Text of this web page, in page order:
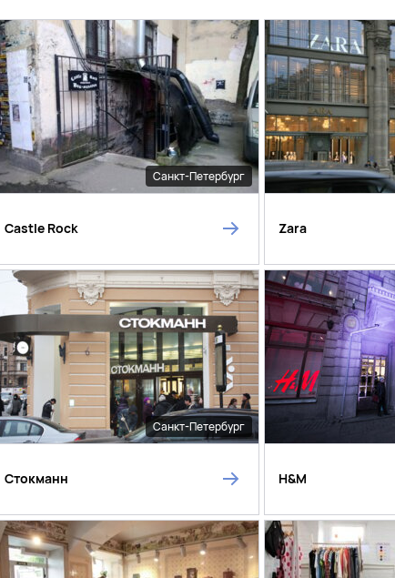
Санкт-Петербург
Castle Rock Zara
Санкт-Петербург
Стокманн H&M